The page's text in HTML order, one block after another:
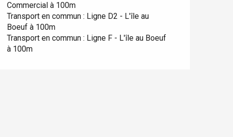
Commercial à 100m
Transport en commun : Ligne D2 - L'île au
Boeuf à 100m
Transport en commun : Ligne F - L'île au Boeuf
à 100m